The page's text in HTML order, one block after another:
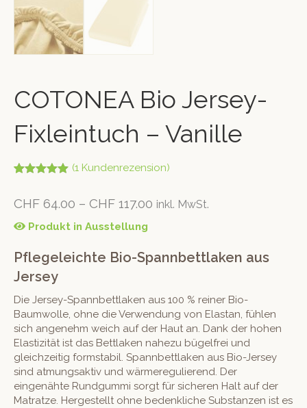
COTONEA Bio Jersey-
Fixleintuch – Vanille
basierend
Kundenbew
(1 Kundenrezension)
CHF 64.00 – CHF 117.00 inkl. MwSt.
Produkt in Ausstellung
Pflegeleichte Bio-Spannbettlaken aus
Jersey
Die Jersey-Spannbettlaken aus 100 % reiner Bio-
Baumwolle, ohne die Verwendung von Elastan, fühlen
sich angenehm weich auf der Haut an. Dank der hohen
Elastizität ist das Bettlaken nahezu bügelfrei und
gleichzeitig formstabil. Spannbettlaken aus Bio-Jersey
sind atmungsaktiv und wärmeregulierend. Der
eingenähte Rundgummi sorgt für sicheren Halt auf der
Matratze. Hergestellt ohne bedenkliche Substanzen ist es